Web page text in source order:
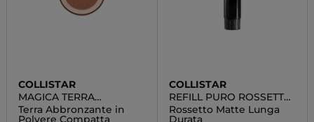
COLLISTAR
MAGICA TERRA
ABBRONZANTE
Terra Abbronzante in
Polvere Compatta
COLLISTAR
REFILL PURO ROSSETTO
MATTE
Rossetto Matte Lunga
Durata